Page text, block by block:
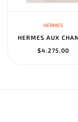
HERMES
$4.275,00